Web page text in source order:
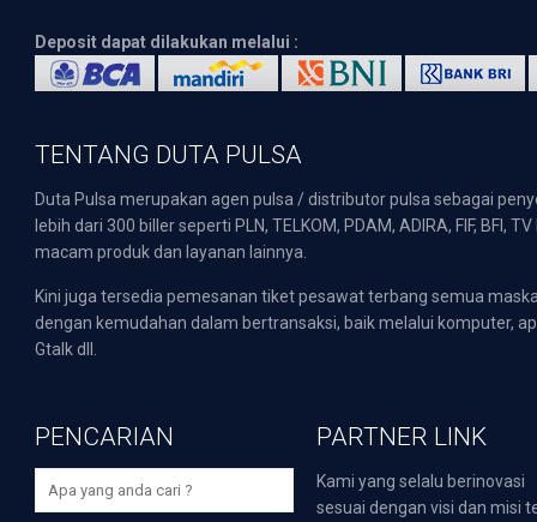
Deposit dapat dilakukan melalui :
TENTANG DUTA PULSA
Duta Pulsa merupakan agen pulsa / distributor pulsa sebagai
lebih dari 300 biller seperti PLN, TELKOM, PDAM, ADIRA, FIF,
macam produk dan layanan lainnya.
Kini juga tersedia pemesanan tiket pesawat terbang semua
dengan kemudahan dalam bertransaksi, baik melalui komputer,
Gtalk dll.
PENCARIAN PARTNER LINK
Kami yang selalu berinovasi
sesuai dengan visi dan misi